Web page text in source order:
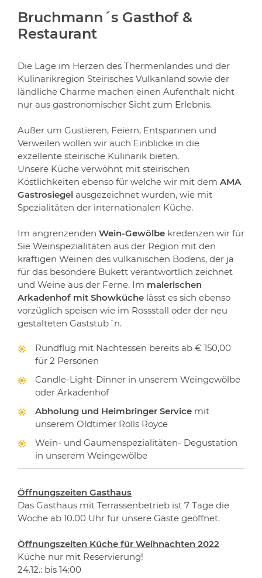
Bruchmann´s Gasthof &
Restaurant
Die Lage im Herzen des Thermenlandes und der
Kulinarikregion Steirisches Vulkanland sowie der
ländliche Charme machen einen Aufenthalt nicht
nur aus gastronomischer Sicht zum Erlebnis.
Außer um Gustieren, Feiern, Entspannen und
Verweilen wollen wir auch Einblicke in die
exzellente steirische Kulinarik bieten.
Unsere Küche verwöhnt mit steirischen
Köstlichkeiten ebenso für welche wir mit dem AMA
Gastrosiegel ausgezeichnet wurden, wie mit
Spezialitäten der internationalen Küche.
Im angrenzenden Wein-Gewölbe kredenzen wir für
Sie Weinspezialitäten aus der Region mit den
kräftigen Weinen des vulkanischen Bodens, der ja
für das besondere Bukett verantwortlich zeichnet
und Weine aus der Ferne. Im malerischen
Arkadenhof mit Showküche lässt es sich ebenso
vorzüglich speisen wie im Rossstall oder der neu
gestalteten Gaststub´n.
Rundflug mit Nachtessen bereits ab € 150,00
für 2 Personen
Candle-Light-Dinner in unserem Weingewölbe
oder Arkadenhof
Abholung und Heimbringer Service mit
unserem Oldtimer Rolls Royce
Wein- und Gaumenspezialitäten- Degustation
in unserem Weingewölbe
Öffnungszeiten Gasthaus
Das Gasthaus mit Terrassenbetrieb ist 7 Tage die
Woche ab 10.00 Uhr für unsere Gäste geöffnet.
Öffnungszeiten Küche für Weihnachten 2022
Küche nur mit Reservierung!
24.12.: bis 14:00